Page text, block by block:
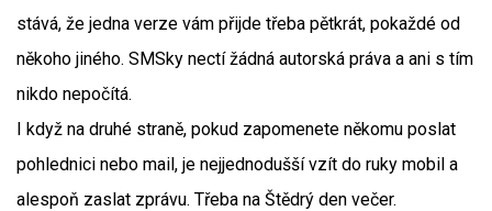
stává, že jedna verze vám přijde třeba pětkrát, pokaždé od
někoho jiného. SMSky nectí žádná autorská práva a ani s tím
nikdo nepočítá.
I když na druhé straně, pokud zapomenete někomu poslat
pohlednici nebo mail, je nejjednodušší vzít do ruky mobil a
alespoň zaslat zprávu. Třeba na Štědrý den večer.